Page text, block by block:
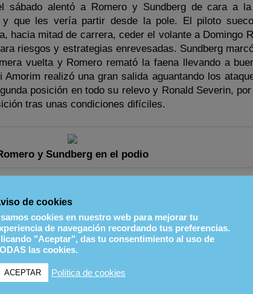
sábado alentó a Romero y Sundberg de cara a la
y que les vería partir desde la pole. El piloto
hacia mitad de carrera, ceder el volante a Domingo
riesgos y estrategias enrevesadas. Sundberg
vuelta y Romero remató la faena llevando a
realizó una gran salida aguantando los
posición en todo su relevo y Ronald Severin,
tras unas condiciones difíciles.
y Sundberg en el podio
es el primer doblete de la joven historia de la
destacadísima cabeza del campeonato de España
inicio para un año cargado de retos deportivos
La segunda cita de la temporada para RSV
circuito italiano de Vallelunga, sede de la cita
de cookies
cookies en nuestro web para mejorar tu
de navegación recordando tus preferencias.
"Aceptar", das tu consentimiento al uso de
las cookies.
ACEPTAR Política de cookies